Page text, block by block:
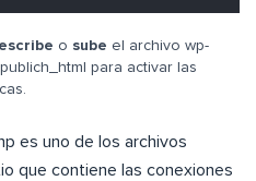
o sube el archivo wp-
para activar las
es uno de los archivos
que contiene las conexiones